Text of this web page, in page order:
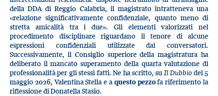
della DDA di Reggio Calabria, il magistrato intratteneva una
«relazione significativamente confidenziale, quanto meno di
stretta amicalità tra i due». Gli elementi valorizzati nel
procedimento disciplinare riguardano il tenore di alcune
espressioni confidenziali utilizzate dai conversatori.
Successivamente, il Consiglio superiore della magistratura ha
deliberato il mancato superamento della quarta valutazione di
professionalità per gli stessi fatti. Ne ha scritto, su Il Dubbio del 5
maggio 2026, Valentina Stella e a questo pezzofa riferimento la
riflessione di Donatella Stasio.